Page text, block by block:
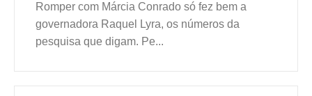
Romper com Márcia Conrado só fez bem a
governadora Raquel Lyra, os números da
pesquisa que digam. Pe...